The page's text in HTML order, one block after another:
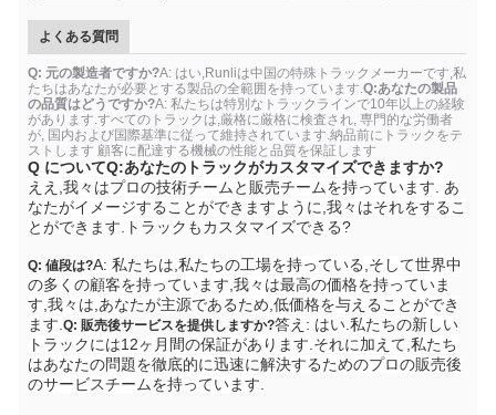
よくある質問
Q: 元の製造者ですか?A: はい,Runliは中国の特殊トラックメーカーです,私
たちはあなたが必要とする製品の全範囲を持っています. Q:あなたの製品
の品質はどうですか?A: 私たちは特別なトラックラインで10年以上の経験
があります.すべてのトラックは,厳格に厳格に検査され, 専門的な労働者
が, 国内および国際基準に従って維持されています.納品前にトラックをテ
ストします 顧客に配達する機械の性能と品質を保証します
Q についてQ:あなたのトラックがカスタマイズできますか?
ええ,我々はプロの技術チームと販売チームを持っています. あ
なたがイメージすることができますように,我々はそれをするこ
とができます.
トラックもカスタマイズできる?
Q: 値段は?A: 私たちは,私たちの工場を持っている,そして世界中
の多くの顧客を持っています,我々は最高の価格を持っていま
す,我々は,あなたが主源であるため,低価格を与えることができ
ます. Q: 販売後サービスを提供しますか?答え: はい.私たちの新しい
トラックには12ヶ月間の保証があります.それに加えて,私たち
はあなたの問題を徹底的に迅速に解決するためのプロの販売後
のサービスチームを持っています.